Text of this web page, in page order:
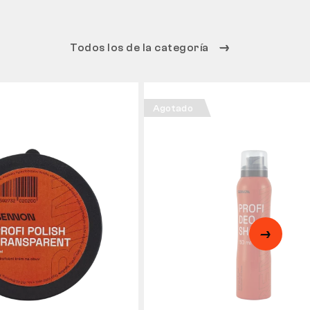
Todos los de la categoría
Agotado